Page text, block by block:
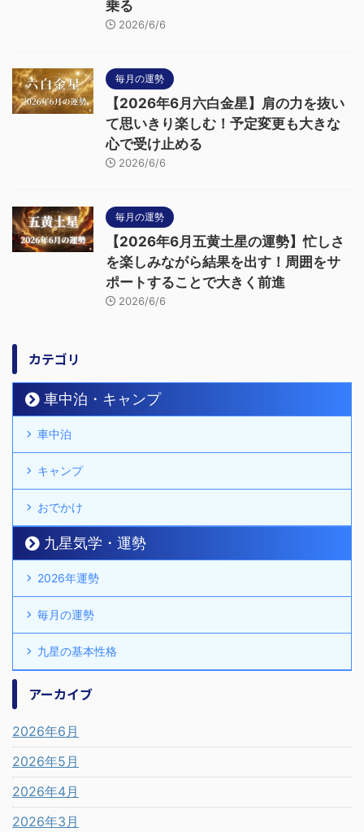
乗る
2026/6/6
毎月の運勢
【2026年6月六白金星】肩の力を抜い
て思いきり楽しむ！予定変更も大きな
心で受け止める
2026/6/6
毎月の運勢
【2026年6月五黄土星の運勢】忙しさ
を楽しみながら結果を出す！周囲をサ
ポートすることで大きく前進
2026/6/6
カテゴリ
車中泊・キャンプ
車中泊
キャンプ
おでかけ
九星気学・運勢
2026年運勢
毎月の運勢
九星の基本性格
アーカイブ
2026年6月
2026年5月
2026年4月
2026年3月